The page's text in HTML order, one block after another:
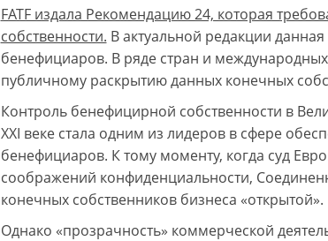
FATF издала Рекомендацию 24, которая
собственности. В актуальной редакции
бенефициаров. В ряде стран и
публичному раскрытию данных конечных
Контроль бенефицирной собственности в
XXI веке стала одним из лидеров в сфере
бенефициаров. К тому моменту, когда суд
соображений конфиденциальности,
конечных собственников бизнеса «открытой».
Однако «прозрачность» коммерческой